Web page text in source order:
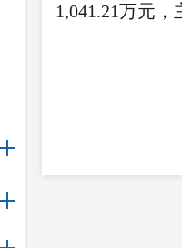
1,041.21万元，